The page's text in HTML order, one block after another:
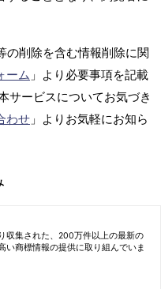
の削除を含む情報削除に関
ーム 」より必要事項を記載
サービスについてお気づき
わせ 」よりお気軽にお知ら
収集された、200万件以上の最新の
い商標情報の提供に取り組んでいま